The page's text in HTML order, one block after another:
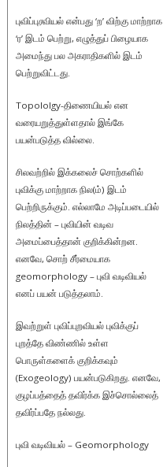
புவிப்புரவியல் என்பது ‘ற’ விற்கு மாற்றாக
‘ர’ இடம் பெற்று, எழுத்துப் பிழையாக
அமைந்து பல அகராதிகளில் இடம்
பெற்றுவிட்டது.
Topololgy-திணையியல் என
வரையறுத்துள்ளதால் இங்கே
பயன்படுத்த வில்லை.
சிலவற்றில் இக்கலைச் சொற்களில்
புவிக்கு மாற்றாக நில(ம்) இடம்
பெற்றிருக்கும். எல்லாமே அடிப்படையில்
நிலத்தின் – புவியின் வடிவ
அமைப்பைத்தான் குறிக்கின்றன.
எனவே, சொற் சீர்மையாக
geomorphology – புவி வடிவியல்
எனப் பயன் படுத்தலாம்.
இவற்றுள் புவிப்புறவியல் புவிக்குப்
புறத்தே விண்ணில் உள்ள
பொருள்களைக் குறிக்கவும்
(Exogeology) பயன்படுகிறது. எனவே,
குழப்பத்தைத் தவிர்க்க இச்சொல்லைத்
தவிர்ப்பதே நல்லது.
புவி வடிவியல் – Geomorphology